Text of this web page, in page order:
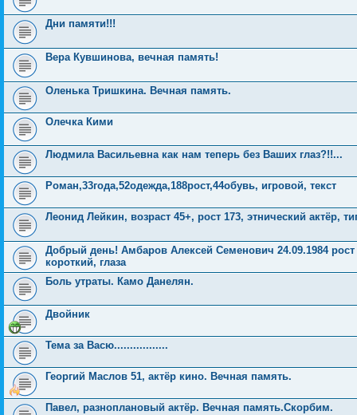
Дни памяти!!!
Вера Кувшинова, вечная память!
Оленька Тришкина. Вечная память.
Олечка Кими
Людмила Васильевна как нам теперь без Ваших глаз?!!...
Роман,33года,52одежда,188рост,44обувь, игровой, текст
Леонид Лейкин, возраст 45+, рост 173, этнический актёр,
Добрый день! Амбаров Алексей Семенович 24.09.1984
короткий, глаза
Боль утраты. Камо Данелян.
Двойник
Тема за Васю.................
Георгий Маслов 51, актёр кино. Вечная память.
Павел, разноплановый актёр. Вечная память.Скорбим.